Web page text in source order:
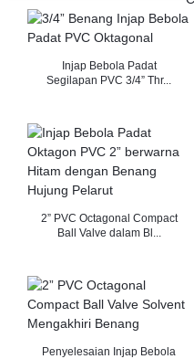
Injap Bebola Padat
Segilapan PVC 3/4” Thr...
2” PVC Octagonal Compact
Ball Valve dalam Bl...
Penyelesaian Injap Bebola